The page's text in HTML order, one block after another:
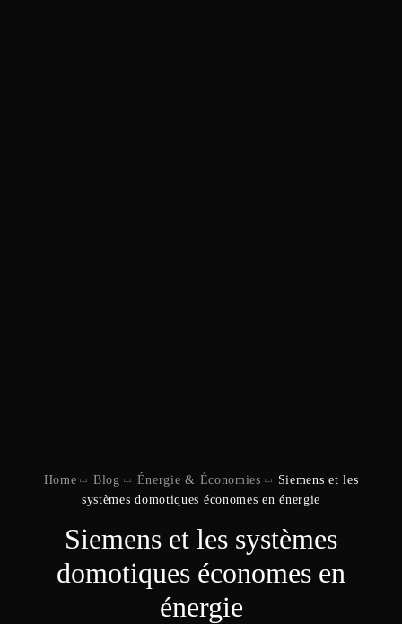
Home Blog Énergie & Économies
Siemens et les
systèmes domotiques économes en énergie
Siemens et les systèmes
domotiques économes en
énergie